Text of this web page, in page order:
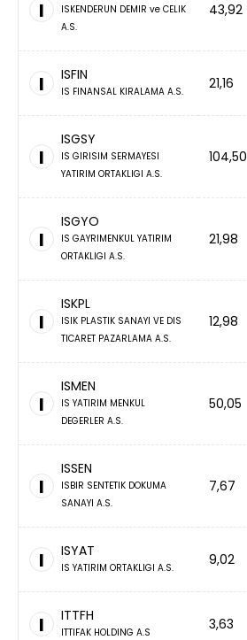
I
ISKENDERUN DEMIR ve CELIK
A.S.
43,92
I ISFIN
IS FINANSAL KIRALAMA A.S. 21,16
I
ISGSY
IS GIRISIM SERMAYESI
YATIRIM ORTAKLIGI A.S.
104,50
I
ISGYO
IS GAYRIMENKUL YATIRIM
ORTAKLIGI A.S.
21,98
I
ISKPL
ISIK PLASTIK SANAYI VE DIS
TICARET PAZARLAMA A.S.
12,98
I
ISMEN
IS YATIRIM MENKUL
DEGERLER A.S.
50,05
I
ISSEN
ISBIR SENTETIK DOKUMA
SANAYI A.S.
7,67
I ISYAT
IS YATIRIM ORTAKLIGI A.S. 9,02
I ITTFH
ITTIFAK HOLDING A.S 3,63